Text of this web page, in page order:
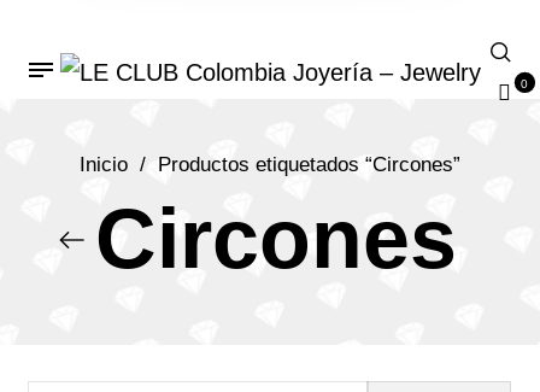
0
Inicio / Productos etiquetados “Circones”
Circones